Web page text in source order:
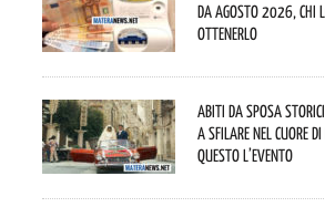
da agosto 2026, chi
ottenerlo
Abiti da sposa
a sfilare nel cuore
Questo l’evento